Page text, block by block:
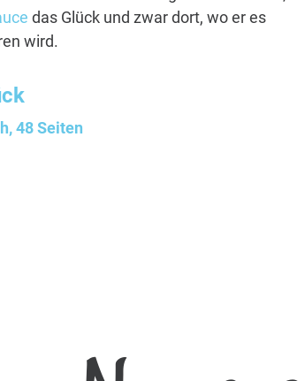
das Glück und zwar dort, wo er es
wird.
48 Seiten